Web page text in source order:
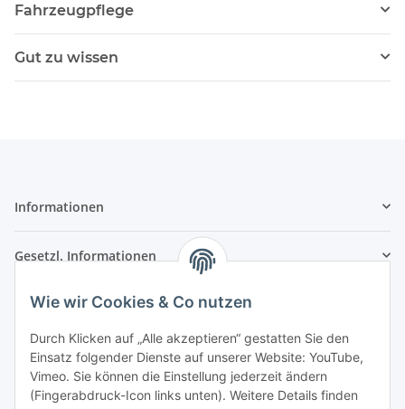
Wie wir Cookies & Co nutzen
Durch Klicken auf „Alle akzeptieren“ gestatten Sie den
Einsatz folgender Dienste auf unserer Website: YouTube,
Vimeo. Sie können die Einstellung jederzeit ändern
(Fingerabdruck-Icon links unten). Weitere Details finden
Fahrzeugpflege
Gut zu wissen
Informationen
Gesetzl. Informationen
Kontaktinformationen
SRTM GmbH
Franz-Kleespies-Str. 27
63762 Großostheim
Deutschland